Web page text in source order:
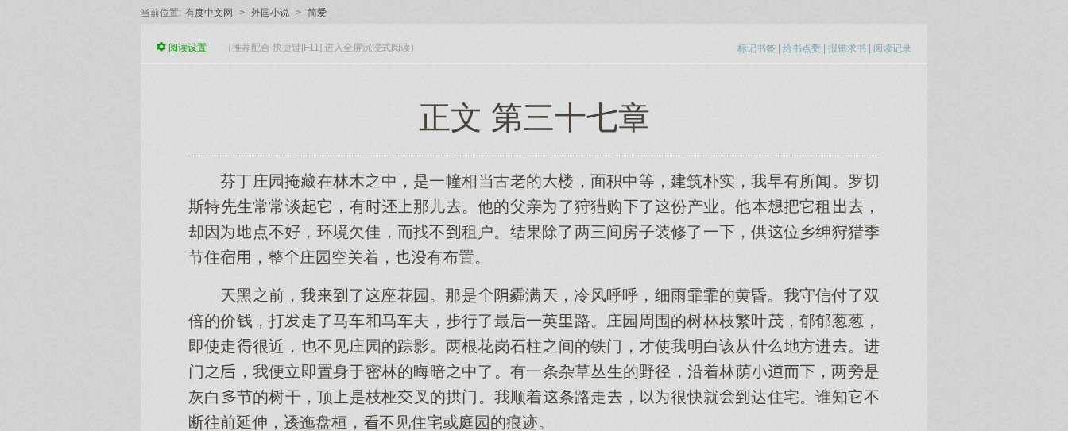
当前位置: 有度中文网 > 外国小说 > 简爱
标记书签 | 给书点赞 | 报错求书 | 阅读记录
阅读设置 （推荐配合 快捷键[F11] 进入全屏沉浸式阅读）
正文 第三十七章
芬丁庄园掩藏在林木中，是一幢相古老的楼，面积中等，建筑朴实，我早有所闻。罗切
斯特先生常常谈它，有那儿。他的父亲了狩猎购了份产业。他本它租，
却因点不，环境欠佳，找不租户。结果除了两三间房子装修了一，供位乡绅狩猎季
节住宿，整庄园空关着，有布置。
黑前，我了座花园。那是霾满，冷风呼呼，细雨霏霏的黄昏。我守信付了双
倍的价钱，打走了马车马车夫，步行了最一英路。庄园周围的树林枝繁叶茂，郁郁葱葱，
即使走很近，不见庄园的踪影。两根花岗石柱间的铁门，才使我明白该从什方进。进
门，我便立即置身密林的晦暗中了。有一条杂草丛生的野径，沿着林荫，两旁是
灰白节的树干，顶是枝桠叉的拱门。我顺着条路走，很快就达住宅。谁知它不
断往前延伸，逶迤盘桓，不见住宅或庭园的痕迹。